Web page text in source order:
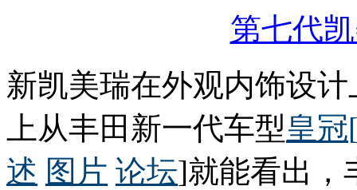
第七代
新凯美瑞在外观内饰设
上从丰田新一代车型皇冠
述 图片 论坛]就能看出，